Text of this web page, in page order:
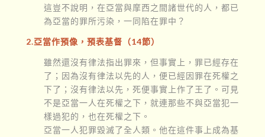
這豈不說明，在亞當與摩西之間諸世代的人，都已
為亞當的罪所污染，一同陷在罪中？
2.亞當作預像，預表基督（14節）
雖然還沒有律法指出罪來，但事實上，罪已經存在
了；因為沒有律法以先的人，便已經因罪在死權之
下了；沒有律法以先，死便事實上作了王了。可見
不是亞當一人在死權之下，就連那些不與亞當犯一
樣過犯的，也在死權之下。
亞當一人犯罪毀滅了全人類。他在這件事上成為基